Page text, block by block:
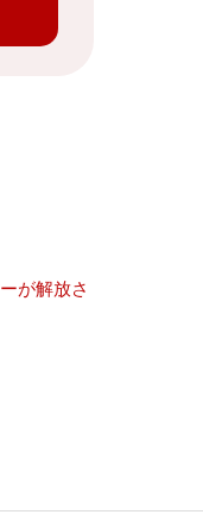
が解放さ